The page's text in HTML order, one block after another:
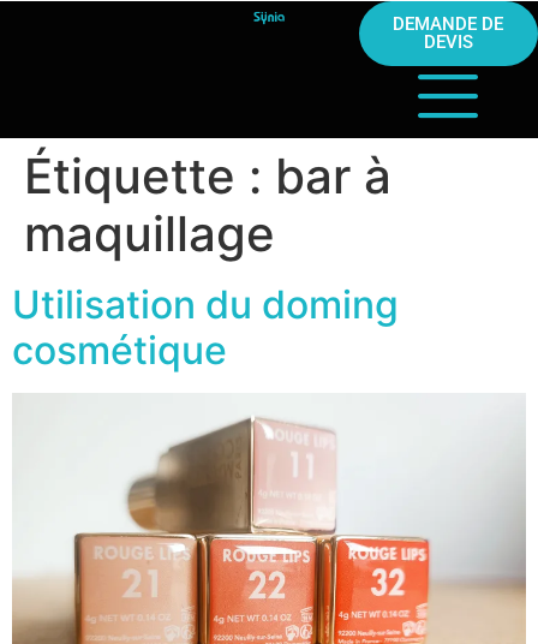
DEMANDE DE
DEVIS
Étiquette : bar à
maquillage
Utilisation du doming
cosmétique